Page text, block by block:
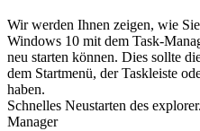
Wir werden Ihnen zeigen, wie
Windows 10 mit dem Task-
neu starten können. Dies sollte
dem Startmenü, der Taskleiste
haben.
Schnelles Neustarten des
Manager